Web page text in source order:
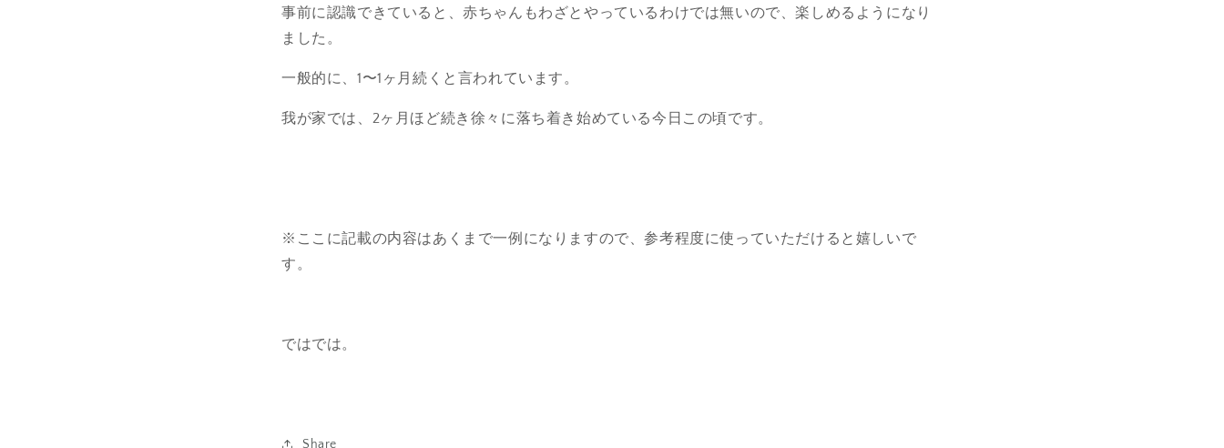
事前に認識できていると、赤ちゃんもわざとやっているわけでは無いので、楽しめるようになり
ました。
一般的に、1〜1ヶ月続くと言われています。
我が家では、2ヶ月ほど続き徐々に落ち着き始めている今日この頃です。
※ここに記載の内容はあくまで一例になりますので、参考程度に使っていただけると嬉しいで
す。
ではでは。
Share